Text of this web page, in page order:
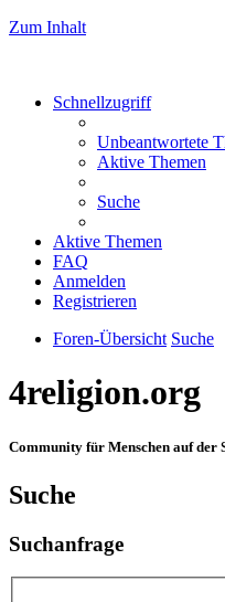
Zum Inhalt
Schnellzugriff
Unbeantwortete
Aktive Themen
Suche
Aktive Themen
FAQ
Anmelden
Registrieren
Foren-Übersicht Suche
4religion.org
Community für Menschen auf der
Suche
Suchanfrage